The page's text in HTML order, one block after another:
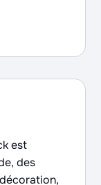
est
des